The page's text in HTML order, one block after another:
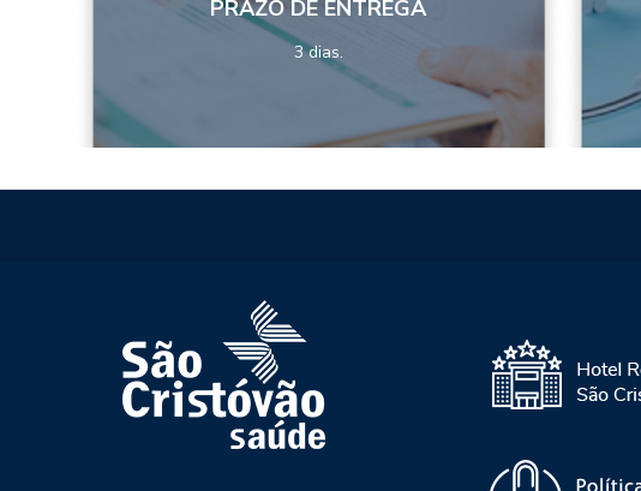
PRAZO DE ENTREGA
3 dias.